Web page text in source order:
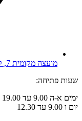
מועצה מקומית 7, קרית ארבע
שעות פתיחה:
ימים א-ה 9.00 עד 19.00
יום ו 9.00 עד 12.30